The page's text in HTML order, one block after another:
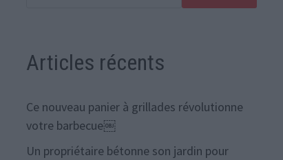
Articles récents
Ce nouveau panier à grillades révolutionne
votre barbecue￼
Un propriétaire bétonne son jardin pour